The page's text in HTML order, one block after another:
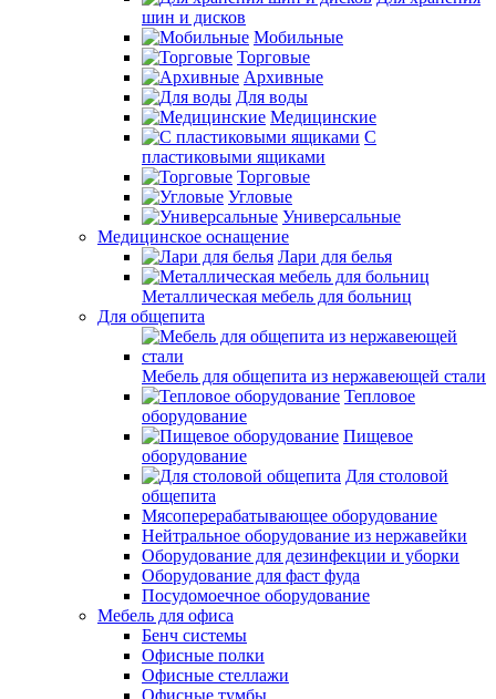
шин и дисков
Мобильные
Торговые
Архивные
Для воды
Медицинские
С
пластиковыми ящиками
Торговые
Угловые
Универсальные
Медицинское оснащение
Лари для белья
Металлическая мебель для больниц
Для общепита
Мебель для общепита из нержавеющей стали
Тепловое
оборудование
Пищевое
оборудование
Для столовой
общепита
Мясоперерабатывающее оборудование
Нейтральное оборудование из нержавейки
Оборудование для дезинфекции и уборки
Оборудование для фаст фуда
Посудомоечное оборудование
Мебель для офиса
Бенч системы
Офисные полки
Офисные стеллажи
Офисные тумбы